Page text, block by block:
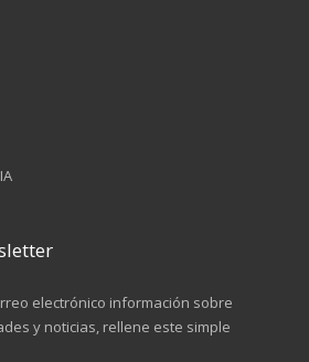
electrónico información sobre
y noticias, rellene este simple